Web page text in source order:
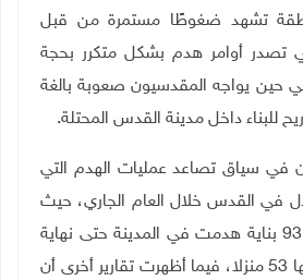
تشهد ضغوطًا مستمرة من قبل
تصدر أوامر هدم بشكل متكرر بحجة
حين يواجه المقدسيون صعوبة بالغة
للبناء داخل مدينة القدس المحتلة.
في سياق تصاعد عمليات الهدم التي
في القدس خلال العام الجاري، حيث
أفادت إحصائيات بأن 93 بناية هدمت في المدينة حتى نهاية
أيار/ مايو الماضي، منها 53 منزلا، فيما أظهرت تقارير أخرى أن